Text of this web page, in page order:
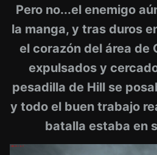
Pero no...el enemigo
la manga, y tras duros
el corazón del área de
expulsados y
pesadilla de Hill se
y todo el buen trabajo
batalla estaba en